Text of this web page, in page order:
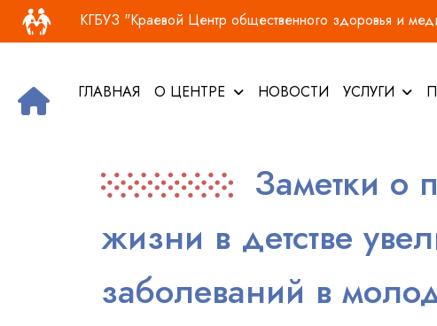
Перейти к основному содержанию
Основная навигация
КГБУЗ "Краевой Центр общественного здоровья и
ГЛАВНАЯ О ЦЕНТРЕ НОВОСТИ УСЛУГИ
Заметки о
жизни в детстве
заболеваний в